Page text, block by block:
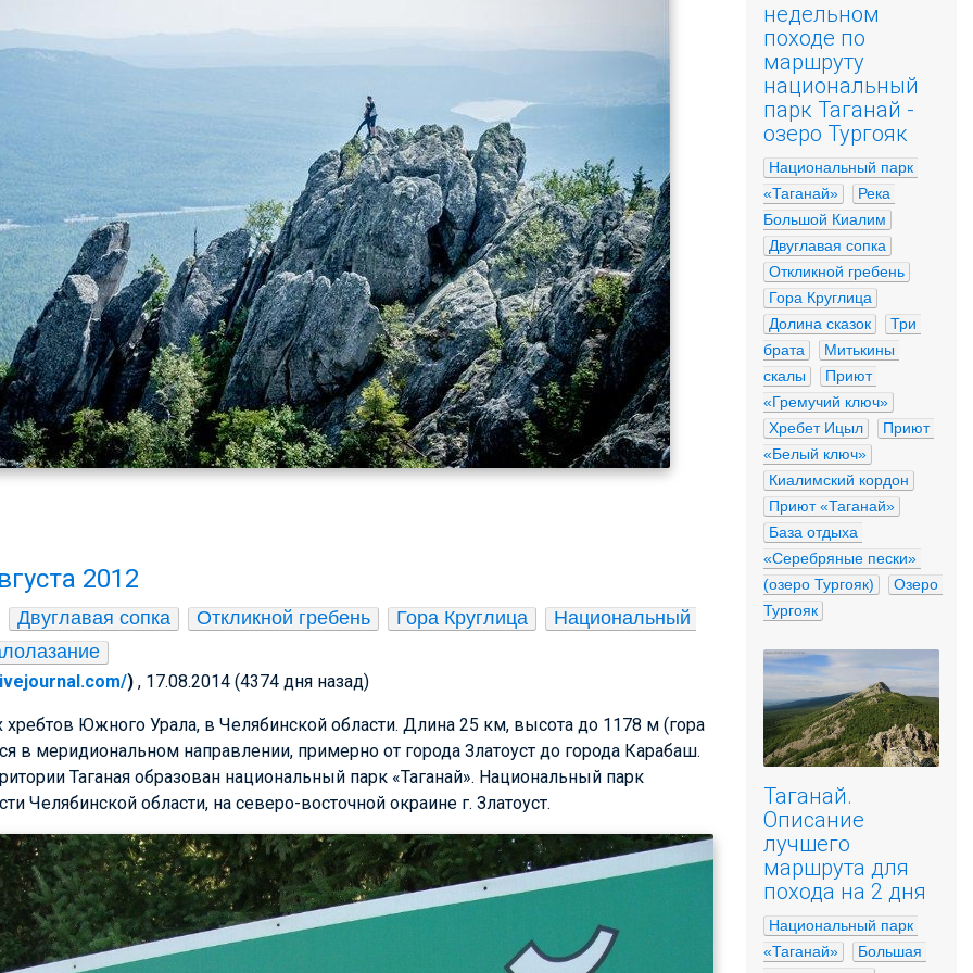
2012
Двуглавая сопка Откликной гребень Гора Круглица
Национальный
) , 17.08.2014 (4374 дня назад)
хребтов Южного Урала, в Челябинской области. Длина 25 км, высота до 1178 м (гора
в меридиональном направлении, примерно от города Златоуст до города Карабаш.
Таганая образован национальный парк «Таганай». Национальный парк
Челябинской области, на северо-восточной окраине г. Златоуст.
недельном
походе по
маршруту
национальный
парк Таганай -
озеро Тургояк
Национальный парк
«Таганай»
Река
Большой Киалим
Двуглавая сопка
Откликной гребень
Гора Круглица
Долина сказок
Три
брата
Митькины
скалы
Приют
«Гремучий ключ»
Хребет Ицыл
Приют
«Белый ключ»
Киалимский кордон
Приют «Таганай»
База отдыха
«Серебряные пески»
(озеро Тургояк)
Озеро
Тургояк
Таганай.
Описание
лучшего
маршрута для
похода на 2 дня
Национальный парк
«Таганай»
Большая